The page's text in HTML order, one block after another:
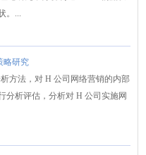
...
略研究
方法，对 H 公司网络营销的内部
分析评估，分析对 H 公司实施网